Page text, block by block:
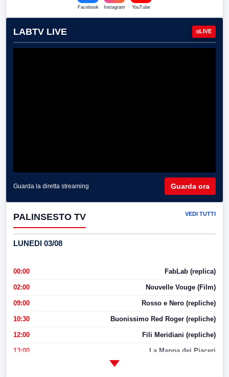
Facebook Instagram YouTube
LABTV LIVE LIVE
Guarda la diretta streaming Guarda ora
PALINSESTO TV VEDI TUTTI
LUNEDI 03/08
00:00 FabLab (replica)
02:00 Nouvelle Vouge (Film)
09:00 Rosso e Nero (repliche)
10:30 Buonissimo Red Roger (repliche)
12:00 Fili Meridiani (repliche)
13:00 La Mappa dei Piaceri